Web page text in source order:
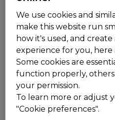
Em caso de suspeita de
contacte a
endereço electrónico: PT-
213 589 404
Se os seus comentários
de saúde ou problemas
prescrição do produto da
We use cookies and
make this website run
how it's used, and
experience for you, here
Some cookies are
function properly,
your permission.
To learn more or adjust
"Cookie preferences".